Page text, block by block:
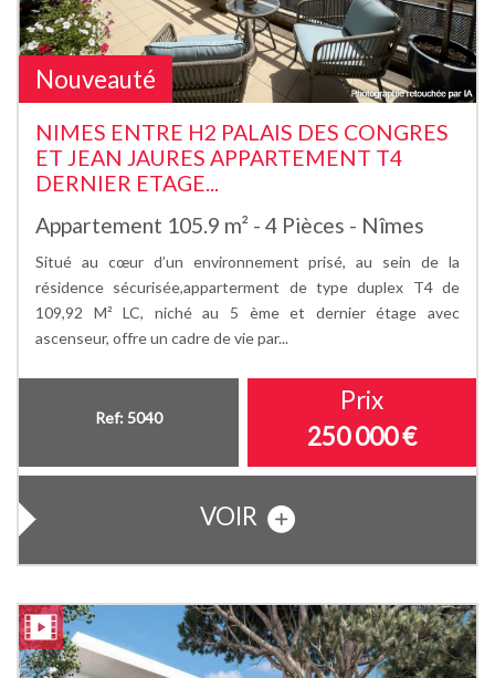
Nouveauté
NIMES ENTRE H2 PALAIS DES CONGRES
ET JEAN JAURES APPARTEMENT T4
DERNIER ETAGE...
Appartement 105.9 m² - 4 Pièces - Nîmes
Situé au cœur d’un environnement prisé, au sein de la
résidence sécurisée,apparterment de type duplex T4 de
109,92 M² LC, niché au 5 ème et dernier étage avec
ascenseur, offre un cadre de vie par...
Ref: 5040
Prix
250 000€
VOIR